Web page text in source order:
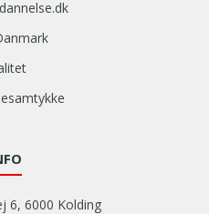
6, 6000 Kolding